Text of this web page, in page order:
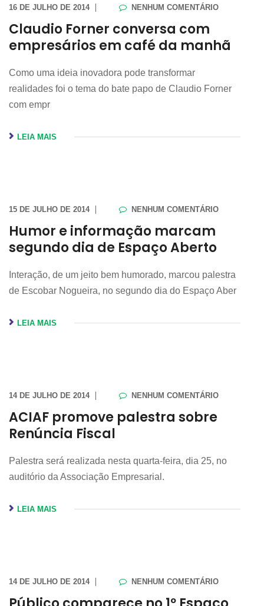
16 DE JULHO DE 2014 NENHUM COMENTÁRIO
Claudio Forner conversa com
empresários em café da manhã
Como uma ideia inovadora pode transformar
realidades foi o tema do bate papo de Claudio Forner
com empr
LEIA MAIS
15 DE JULHO DE 2014 NENHUM COMENTÁRIO
Humor e informação marcam
segundo dia de Espaço Aberto
Interação, de um jeito bem humorado, marcou palestra
de Escobar Nogueira, no segundo dia do Espaço Aber
LEIA MAIS
14 DE JULHO DE 2014 NENHUM COMENTÁRIO
ACIAF promove palestra sobre
Renúncia Fiscal
Palestra será realizada nesta quarta-feira, dia 25, no
auditório da Associação Empresarial.
LEIA MAIS
14 DE JULHO DE 2014 NENHUM COMENTÁRIO